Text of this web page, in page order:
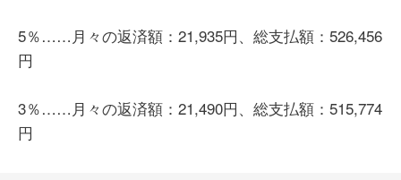
5％……月々の返済額：21,935円、総支払額：526,456
円
3％……月々の返済額：21,490円、総支払額：515,774
円